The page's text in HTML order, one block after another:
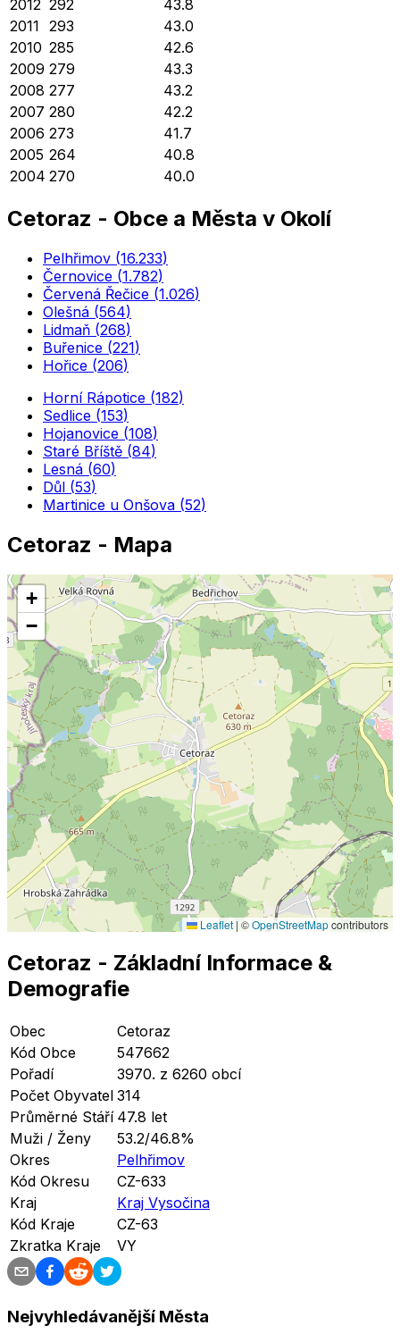
2012 292
43.8
2011 293
43.0
2010 285
42.6
2009 279
43.3
2008 277
43.2
2007 280
42.2
2006 273
41.7
2005 264
40.8
2004 270 40.0
Cetoraz - Obce a Města v Okolí
Pelhřimov (16.233)
Černovice (1.782)
Červená Řečice (1.026)
Olešná (564)
Lidmaň (268)
Buřenice (221)
Hořice (206)
Horní Rápotice (182)
Sedlice (153)
Hojanovice (108)
Staré Bříště (84)
Lesná (60)
Důl (53)
Martinice u Onšova (52)
Cetoraz - Mapa
+
−
Leaflet | ©OpenStreetMapcontributors
Cetoraz - Základní Informace &
Demografie
Obec
Cetoraz
Kód Obce
547662
Pořadí
3970. z 6260 obcí
Počet Obyvatel 314
Průměrné Stáří 47.8 let
Muži / Ženy
53.2/46.8%
Okres
Pelhřimov
Kód Okresu
CZ-633
Kraj
Kraj Vysočina
Kód Kraje
CZ-63
Zkratka Kraje
VY
Nejvyhledávanější Města